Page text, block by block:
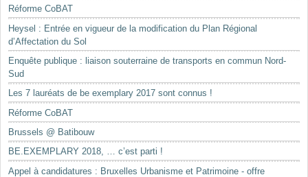
Réforme CoBAT
Heysel : Entrée en vigueur de la modification du Plan Régional
d’Affectation du Sol
Enquête publique : liaison souterraine de transports en commun Nord-
Sud
Les 7 lauréats de be exemplary 2017 sont connus !
Réforme CoBAT
Brussels @ Batibouw
BE.EXEMPLARY 2018, … c’est parti !
Appel à candidatures : Bruxelles Urbanisme et Patrimoine - offre